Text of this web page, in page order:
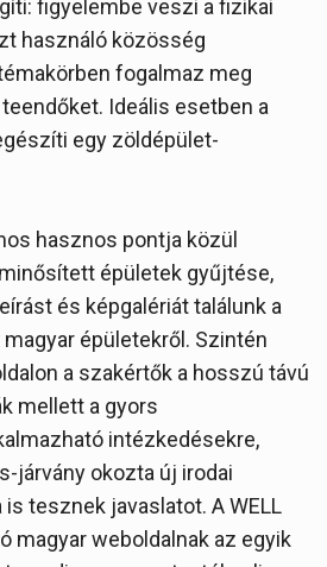
figyelembe veszi a fizikai
használó közösség
fogalmaz meg
Ideális esetben a
egy zöldépület-
hasznos pontja közül
épületek gyűjtése,
és képgalériát találunk a
épületekről. Szintén
a szakértők a hosszú távú
mellett a gyors
intézkedésekre,
járvány okozta új irodai
tesznek javaslatot. A WELL
magyar weboldalnak az egyik